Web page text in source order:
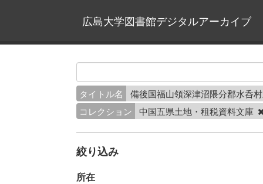
広島大学図書館デジタルアーカイブ
タイトル名
備後国福山領深津沼隈分郡水呑
コレクション
中国五県土地・租税資料文庫
絞り込み
所在